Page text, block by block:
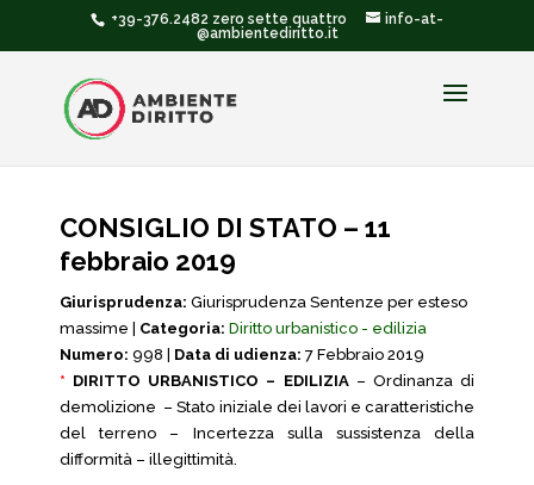
+39-376.2482 zero sette quattro
info-at-
@ambientediritto.it
CONSIGLIO DI STATO – 11
febbraio 2019
Giurisprudenza: Giurisprudenza Sentenze per esteso
massime | Categoria: Diritto urbanistico - edilizia
Numero: 998 | Data di udienza: 7 Febbraio 2019
* DIRITTO URBANISTICO – EDILIZIA – Ordinanza di
demolizione – Stato iniziale dei lavori e caratteristiche
del terreno – Incertezza sulla sussistenza della
difformità – illegittimità.